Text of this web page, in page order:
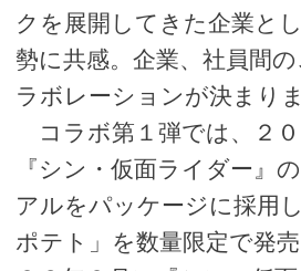
クを展開してきた企業と
勢に共感。企業、社員間
ラボレーションが決まりま
コラボ第１弾では、２０
『シン・仮面ライダー』
アルをパッケージに採用
ポテト」を数量限定で発